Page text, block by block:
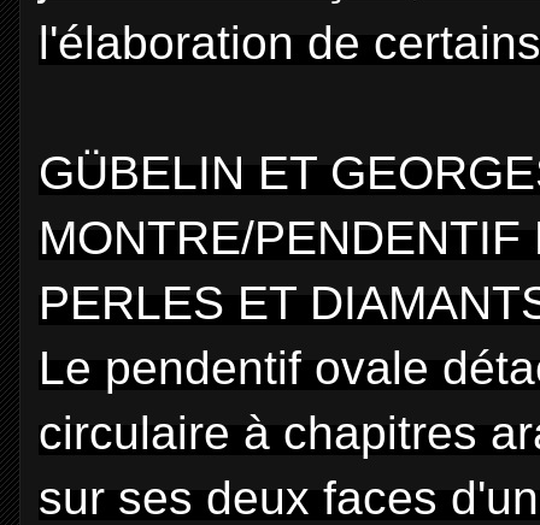
l'élaboration de
GÜBELIN ET
MONTRE/
PERLES ET
Le pendentif ovale
circulaire à chapitres
sur ses deux faces